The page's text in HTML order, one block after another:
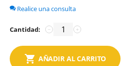
Realice una consulta
Cantidad: +
−
AÑADIR AL CARRITO